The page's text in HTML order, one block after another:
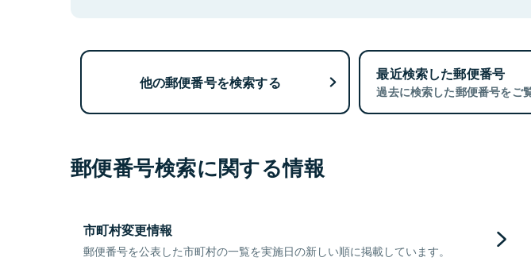
他の郵便番号を検索する 最近検索した郵便番号
過去に検索した郵便番号をご
郵便番号検索に関する情報
市町村変更情報
郵便番号を公表した市町村の一覧を実施日の新しい順に掲載しています。